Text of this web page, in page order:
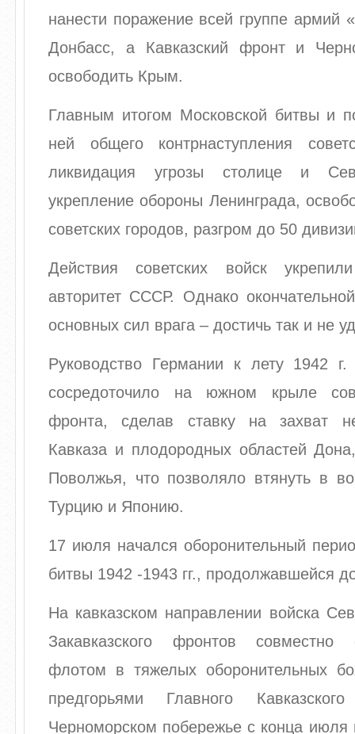
нанести поражение всей группе армий
Донбасс, а Кавказский фронт и
освободить Крым.
Главным итогом Московской битвы и
ней общего контрнаступления
ликвидация угрозы столице и
укрепление обороны Ленинграда,
советских городов, разгром до 50
Действия советских войск
авторитет СССР. Однако
основных сил врага – достичь так и не
Руководство Германии к лету 1942
сосредоточило на южном крыле
фронта, сделав ставку на захват
Кавказа и плодородных областей
Поволжья, что позволяло втянуть в
Турцию и Японию.
17 июля начался оборонительный
битвы 1942 -1943 гг., продолжавшейся
На кавказском направлении войска
Закавказского фронтов
флотом в тяжелых оборонительных
предгорьями Главного
Черноморском побережье с конца июля